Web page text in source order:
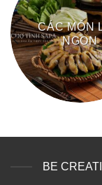
CÁC MÓN
NGON
BE